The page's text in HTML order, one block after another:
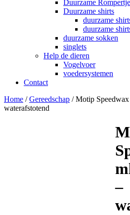
Duurzame
Duurzame shirts
duurzame
duurzame
duurzame sokken
singlets
Help de dieren
Vogelvoer
voedersystemen
Contact
Home /Gereedschap / Motip
waterafstotend
–